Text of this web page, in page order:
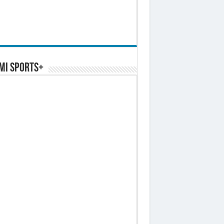
SPORTS+